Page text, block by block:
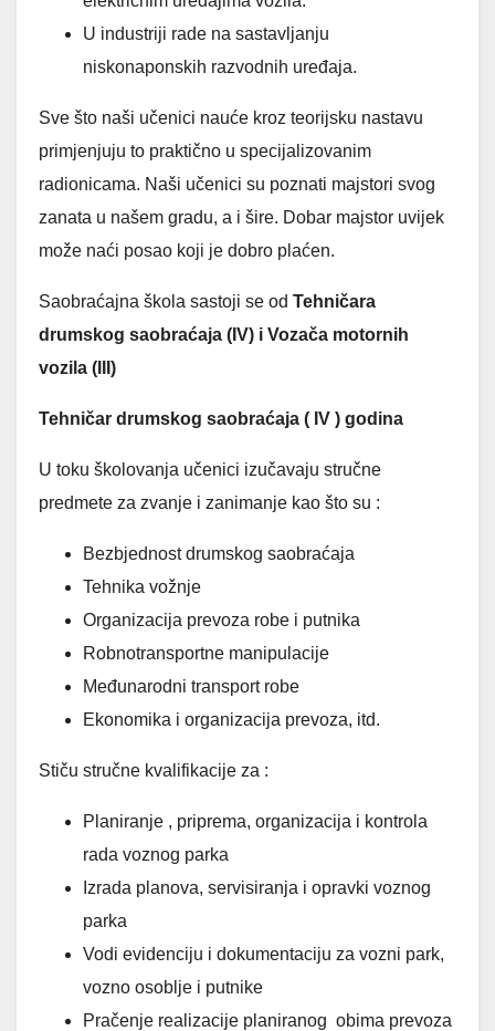
U industriji rade na sastavljanju
niskonaponskih razvodnih uređaja.
Sve što naši učenici nauće kroz teorijsku nastavu
primjenjuju to praktično u specijalizovanim
radionicama. Naši učenici su poznati majstori svog
zanata u našem gradu, a i šire. Dobar majstor uvijek
može naći posao koji je dobro plaćen.
Saobraćajna škola sastoji se od Tehničara
drumskog saobraćaja (IV) i Vozača motornih
vozila (III)
Tehničar drumskog saobraćaja ( IV ) godina
U toku školovanja učenici izučavaju stručne
predmete za zvanje i zanimanje kao što su :
Bezbjednost drumskog saobraćaja
Tehnika vožnje
Organizacija prevoza robe i putnika
Robnotransportne manipulacije
Međunarodni transport robe
Ekonomika i organizacija prevoza, itd.
Stiču stručne kvalifikacije za :
Planiranje , priprema, organizacija i kontrola
rada voznog parka
Izrada planova, servisiranja i opravki voznog
parka
Vodi evidenciju i dokumentaciju za vozni park,
vozno osoblje i putnike
Pračenje realizacije planiranog obima prevoza